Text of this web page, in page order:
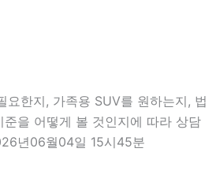
한지, 가족용 SUV를 원하는지, 법
을 어떻게 볼 것인지에 따라 상담
년06월04일 15시45분